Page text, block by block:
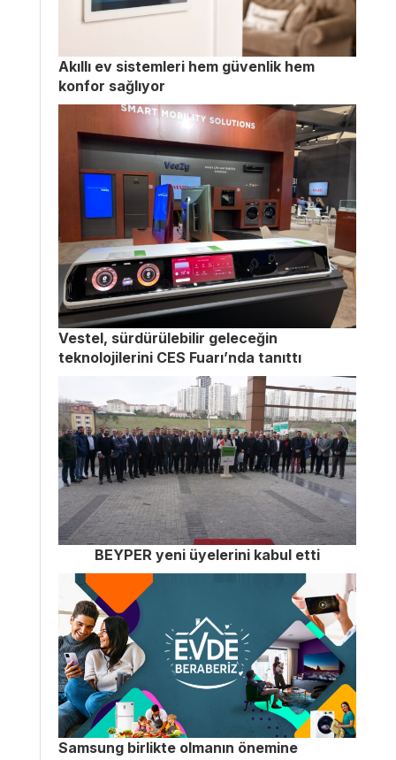
Akıllı ev sistemleri hem güvenlik hem
konfor sağlıyor
Vestel, sürdürülebilir geleceğin
teknolojilerini CES Fuarı’nda tanıttı
BEYPER yeni üyelerini kabul etti
Samsung birlikte olmanın önemine